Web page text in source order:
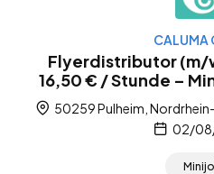
CALUMA
Flyerdistributor (m/
16,50 € / Stunde –
50259 Pulheim,
02/